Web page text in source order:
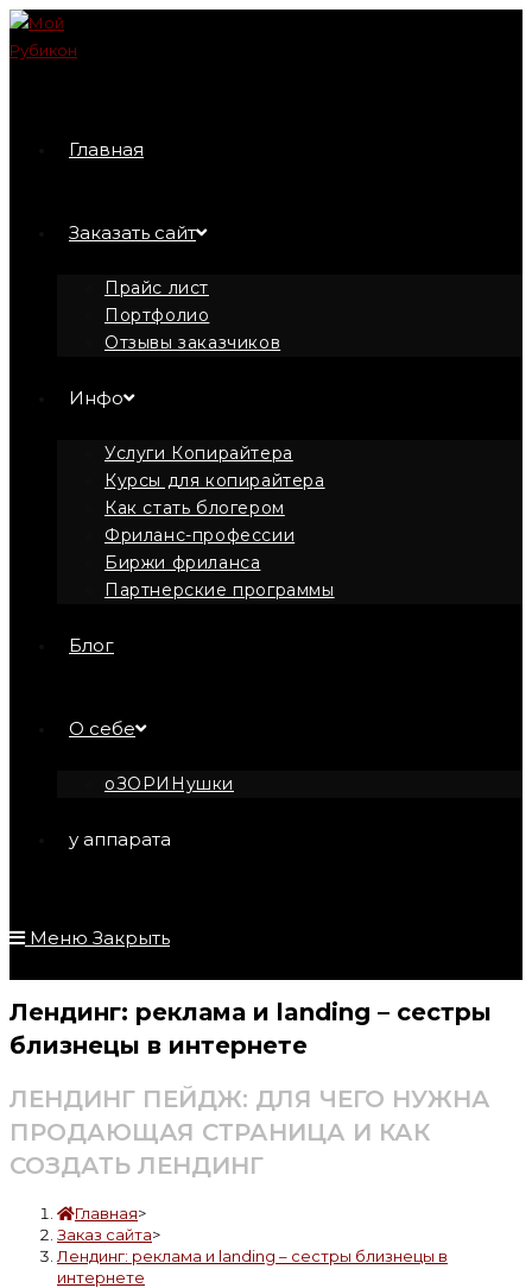
Перейти
к
Главная
Заказать сайт
Прайс лист
Портфолио
Отзывы заказчиков
Инфо
Услуги Копирайтера
Курсы для копирайтера
Как стать блогером
Фриланс-профессии
Биржи фриланса
Партнерские программы
Блог
О себе
оЗОРИНушки
у аппарата
Меню Закрыть
Лендинг: реклама и landing – сестры
близнецы в интернете
ЛЕНДИНГ ПЕЙДЖ: ДЛЯ ЧЕГО НУЖНА
ПРОДАЮЩАЯ СТРАНИЦА И КАК
СОЗДАТЬ ЛЕНДИНГ
Главная>
Заказ сайта>
Лендинг: реклама и landing – сестры близнецы в
интернете